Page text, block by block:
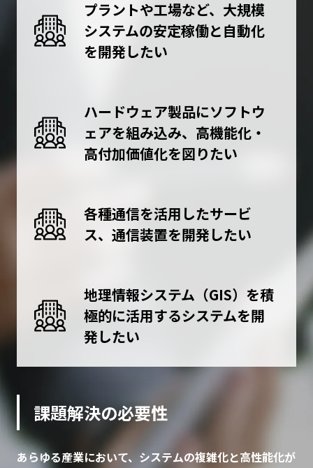
プラントや工場など、大規模
システムの安定稼働と自動化
を開発したい
ハードウェア製品にソフトウ
ェアを組み込み、高機能化・
高付加価値化を図りたい
各種通信を活用したサービ
ス、通信装置を開発したい
地理情報システム（GIS）を積
極的に活用するシステムを開
発したい
課題解決の必要性
あらゆる産業において、システムの複雑化と高性能化が